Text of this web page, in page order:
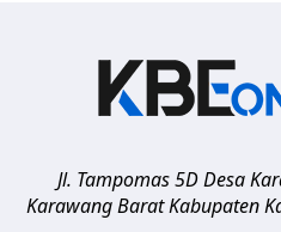
Jl. Tampomas 5D Desa
Karawang Barat Kabupaten